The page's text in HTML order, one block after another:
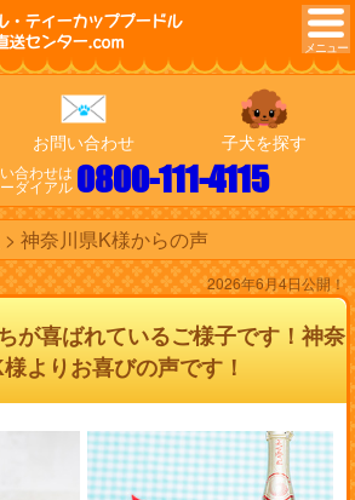
・ティーカッププードル
送センター.com
お問い合わせ 子犬を探す
合わせは
ダイアル 0800-111-4115
神奈川県K様からの声
2026年6月4日公開！
が喜ばれているご様子です！神奈
よりお喜びの声です！